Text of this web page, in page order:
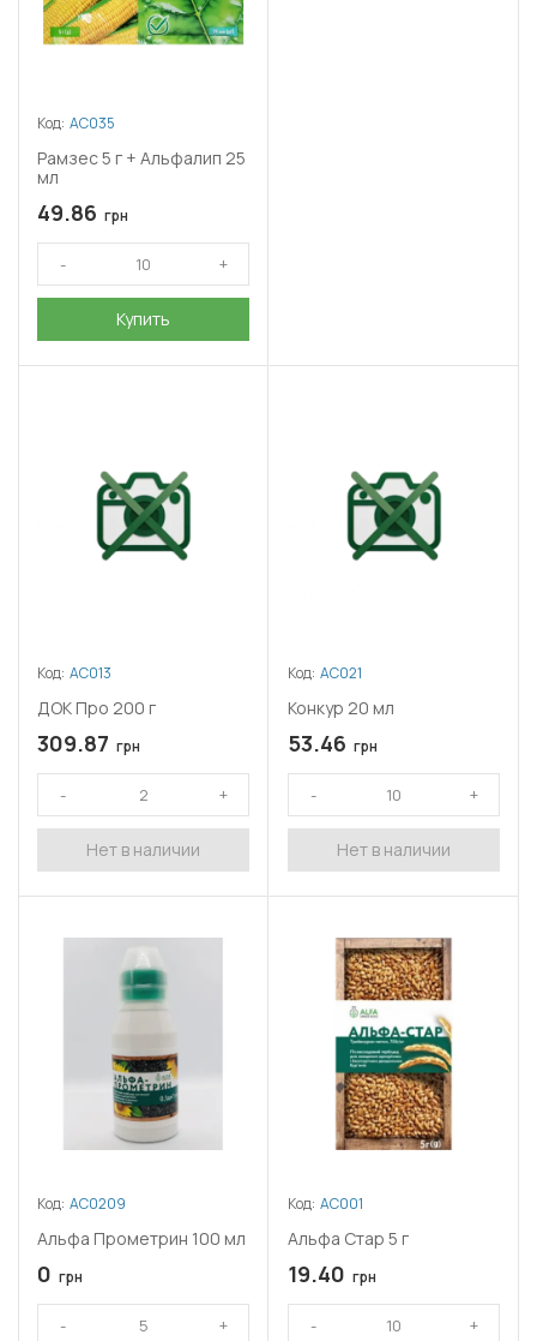
Код: АС035
Рамзес 5 г + Альфалип 25
мл
49.86 грн
Купить
Код: АС013
ДОК Про 200 г
309.87 грн
Нет в наличии
Код: АС021
Конкур 20 мл
53.46 грн
Нет в наличии
Код: АС0209
Альфа Прометрин 100 мл
0 грн
Код: АС001
Альфа Стар 5 г
19.40 грн